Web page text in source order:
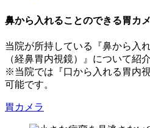
鼻から入れることのできる胃カ
当院が所持している『鼻から入
（経鼻胃内視鏡）』について紹
※当院では『口から入れる胃内
可能です。
胃カメラ